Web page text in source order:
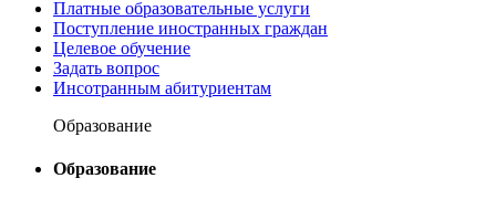
Платные образовательные услуги
Поступление иностранных граждан
Целевое обучение
Задать вопрос
Инсотранным абитуриентам
Образование
Образование